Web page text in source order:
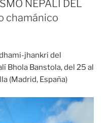
NEPALÍ DEL
chamánico
jhankri del
Bhola Banstola, del 25 al
(Madrid, España)